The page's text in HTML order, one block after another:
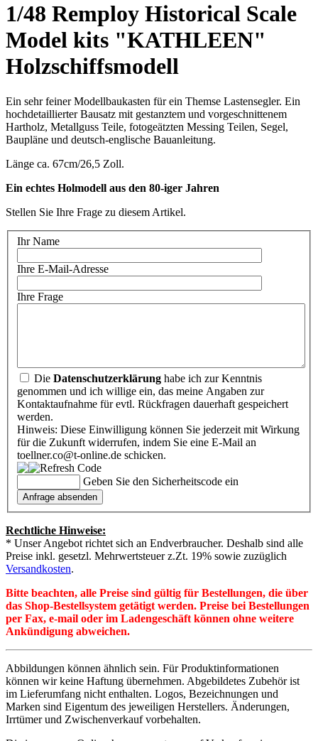
1/48 Remploy Historical Scale
Model kits "KATHLEEN"
Holzschiffsmodell
Ein sehr feiner Modellbaukasten für ein Themse Lastensegler. Ein
hochdetaillierter Bausatz mit gestanztem und vorgeschnittenem
Hartholz, Metallguss Teile, fotogeätzten Messing Teilen, Segel,
Baupläne und deutsch-englische Bauanleitung.
Länge ca. 67cm/26,5 Zoll.
Ein echtes Holmodell aus den 80-iger Jahren
Stellen Sie Ihre Frage zu diesem Artikel.
Ihr Name
Ihre E-Mail-Adresse
Ihre Frage
Die Datenschutzerklärung habe ich zur Kenntnis
genommen und ich willige ein, das meine Angaben zur
Kontaktaufnahme für evtl. Rückfragen dauerhaft gespeichert
werden.
Hinweis: Diese Einwilligung können Sie jederzeit mit Wirkung
für die Zukunft widerrufen, indem Sie eine E-Mail an
toellner.co@t-online.de schicken.
Geben Sie den Sicherheitscode ein
Rechtliche Hinweise:
* Unser Angebot richtet sich an Endverbraucher. Deshalb sind alle
Preise inkl. gesetzl. Mehrwertsteuer z.Zt. 19% sowie zuzüglich
Versandkosten.
Bitte beachten, alle Preise sind gültig für Bestellungen, die über
das Shop-Bestellsystem getätigt werden. Preise bei Bestellungen
per Fax, e-mail oder im Ladengeschäft können ohne weitere
Ankündigung abweichen.
Abbildungen können ähnlich sein. Für Produktinformationen
können wir keine Haftung übernehmen. Abgebildetes Zubehör ist
im Lieferumfang nicht enthalten. Logos, Bezeichnungen und
Marken sind Eigentum des jeweiligen Herstellers. Änderungen,
Irrtümer und Zwischenverkauf vorbehalten.